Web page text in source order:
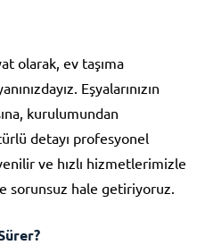
olarak, ev taşıma
Eşyalarınızın
kurulumundan
detayı profesyonel
ve hızlı hizmetlerimizle
sorunsuz hale getiriyoruz.